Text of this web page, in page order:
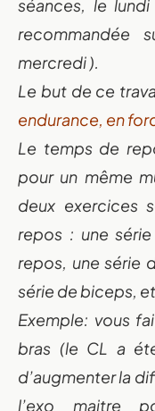
séances, le
recommandée
mercredi ).
Le but de ce
endurance, en
Le temps de
pour un même
deux exercices
repos : une
repos, une série
série de biceps,
Exemple: vous
bras (le CL a
d’augmenter la
l’exo maitre